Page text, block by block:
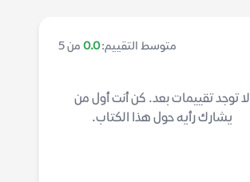
متوسط التقييم:0.0 من 5
لا توجد تقييمات بعد. كن أنت أول من
يشارك رأيه حول هذا الكتاب.